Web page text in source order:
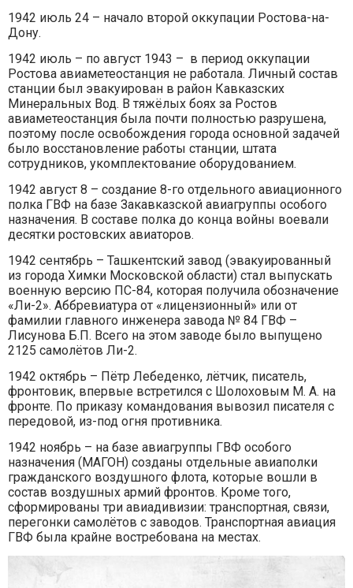
1942 июль 24 – начало второй оккупации Ростова-на-
Дону.
1942 июль – по август 1943 – в период оккупации
Ростова авиаметеостанция не работала. Личный состав
станции был эвакуирован в район Кавказских
Минеральных Вод. В тяжёлых боях за Ростов
авиаметеостанция была почти полностью разрушена,
поэтому после освобождения города основной задачей
было восстановление работы станции, штата
сотрудников, укомплектование оборудованием.
1942 август 8 – создание 8-го отдельного авиационного
полка ГВФ на базе Закавказской авиагруппы особого
назначения. В составе полка до конца войны воевали
десятки ростовских авиаторов.
1942 сентябрь – Ташкентский завод (эвакуированный
из города Химки Московской области) стал выпускать
военную версию ПС-84, которая получила обозначение
«Ли-2». Аббревиатура от «лицензионный» или от
фамилии главного инженера завода № 84 ГВФ –
Лисунова Б.П. Всего на этом заводе было выпущено
2125 самолётов Ли-2.
1942 октябрь – Пётр Лебеденко, лётчик, писатель,
фронтовик, впервые встретился с Шолоховым М. А. на
фронте. По приказу командования вывозил писателя с
передовой, из-под огня противника.
1942 ноябрь – на базе авиагруппы ГВФ особого
назначения (МАГОН) созданы отдельные авиаполки
гражданского воздушного флота, которые вошли в
состав воздушных армий фронтов. Кроме того,
сформированы три авиадивизии: транспортная, связи,
перегонки самолётов с заводов. Транспортная авиация
ГВФ была крайне востребована на местах.